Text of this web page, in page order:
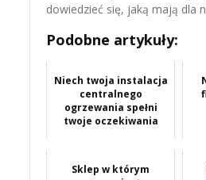
dowiedzieć się, jaką mają dla
Podobne artykuły:
Niech twoja instalacja
centralnego
ogrzewania spełni
twoje oczekiwania
Sklep w którym